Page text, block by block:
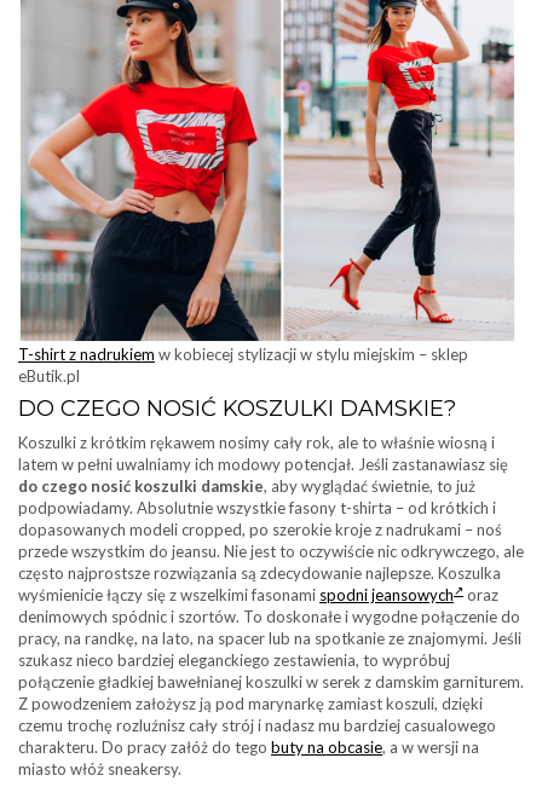
T-shirt z nadrukiem w kobiecej stylizacji w stylu miejskim – sklep
eButik.pl
DO CZEGO NOSIĆ KOSZULKI DAMSKIE?
Koszulki z krótkim rękawem nosimy cały rok, ale to właśnie wiosną i
latem w pełni uwalniamy ich modowy potencjał. Jeśli zastanawiasz się
do czego nosić koszulki damskie, aby wyglądać świetnie, to już
podpowiadamy. Absolutnie wszystkie fasony t-shirta – od krótkich i
dopasowanych modeli cropped, po szerokie kroje z nadrukami – noś
przede wszystkim do jeansu. Nie jest to oczywiście nic odkrywczego, ale
często najprostsze rozwiązania są zdecydowanie najlepsze. Koszulka
wyśmienicie łączy się z wszelkimi fasonami spodni jeansowych
oraz
denimowych spódnic i szortów. To doskonałe i wygodne połączenie do
pracy, na randkę, na lato, na spacer lub na spotkanie ze znajomymi. Jeśli
szukasz nieco bardziej eleganckiego zestawienia, to wypróbuj
połączenie gładkiej bawełnianej koszulki w serek z damskim garniturem.
Z powodzeniem założysz ją pod marynarkę zamiast koszuli, dzięki
czemu trochę rozluźnisz cały strój i nadasz mu bardziej casualowego
charakteru. Do pracy załóż do tego buty na obcasie, a w wersji na
miasto włóż sneakersy.